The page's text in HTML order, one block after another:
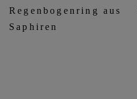
Regenbogenring aus
Saphiren